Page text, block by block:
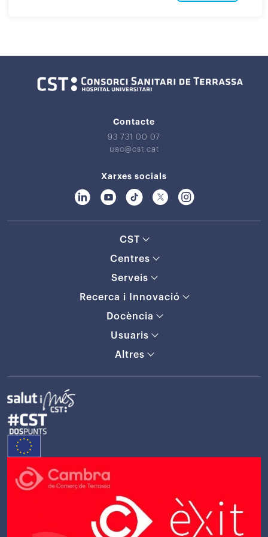
Contacte
93 731 00 07
uac@cst.cat
Xarxes socials
CST
Centres
Serveis
Recerca i Innovació
Docència
Usuaris
Altres